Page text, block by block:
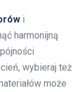
i
harmonijną
wybieraj też
może